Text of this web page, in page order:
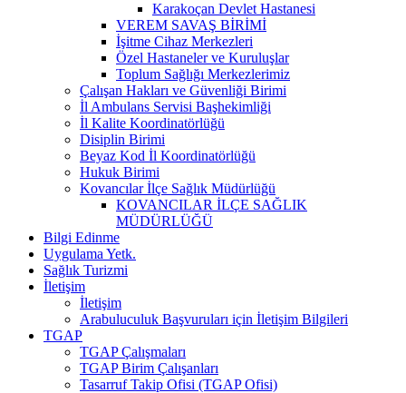
Karakoçan Devlet Hastanesi
VEREM SAVAŞ BİRİMİ
İşitme Cihaz Merkezleri
Özel Hastaneler ve Kuruluşlar
Toplum Sağlığı Merkezlerimiz
Çalışan Hakları ve Güvenliği Birimi
İl Ambulans Servisi Başhekimliği
İl Kalite Koordinatörlüğü
Disiplin Birimi
Beyaz Kod İl Koordinatörlüğü
Hukuk Birimi
Kovancılar İlçe Sağlık Müdürlüğü
KOVANCILAR İLÇE SAĞLIK
MÜDÜRLÜĞÜ
Bilgi Edinme
Uygulama Yetk.
Sağlık Turizmi
İletişim
İletişim
Arabuluculuk Başvuruları için İletişim Bilgileri
TGAP
TGAP Çalışmaları
TGAP Birim Çalışanları
Tasarruf Takip Ofisi (TGAP Ofisi)